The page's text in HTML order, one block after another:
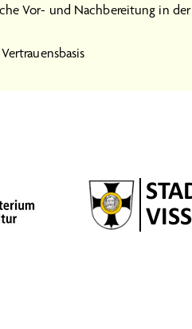
Vor- und Nachbereitung in der